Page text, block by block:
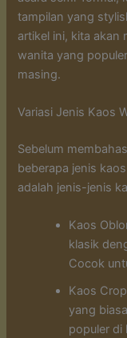
tampilan yang
artikel ini, kita akan
wanita yang
masing.
Variasi Jenis Kaos
Sebelum
beberapa jenis
adalah jenis-jenis
Kaos
klasik
Cocok
Kaos
yang
populer di